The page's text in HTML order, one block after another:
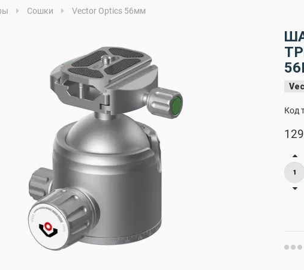
Сошки Vector Optics 56мм
Код